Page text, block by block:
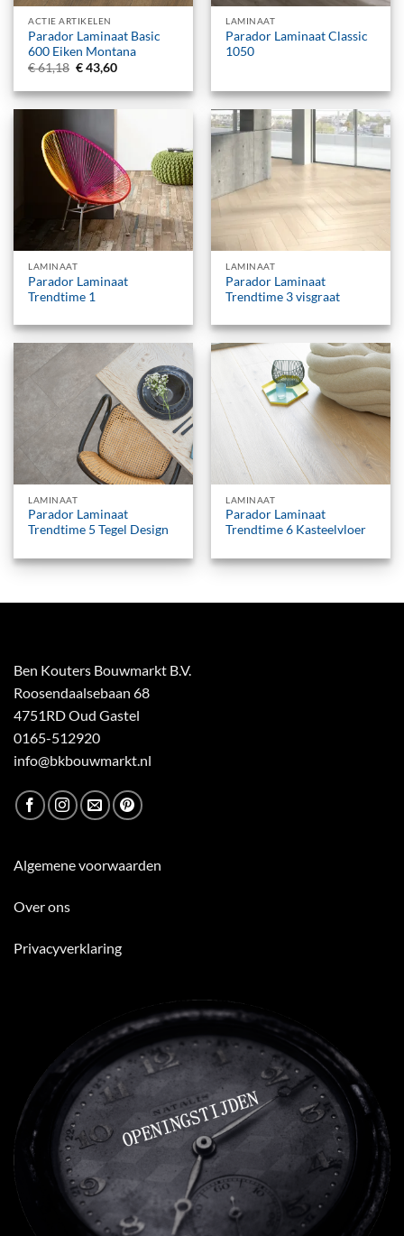
ACTIE ARTIKELEN
Parador Laminaat Basic
600 Eiken Montana
€61,18 Oorspronkelijke
prijs
was:
€ 61,18.
€43,60Huidige
is:
€ 43,60.
LAMINAAT
Parador Laminaat Classic
1050
LAMINAAT
Parador Laminaat
Trendtime 1
LAMINAAT
Parador Laminaat
Trendtime 3 visgraat
LAMINAAT
Parador Laminaat
Trendtime 5 Tegel Design
LAMINAAT
Parador Laminaat
Trendtime 6 Kasteelvloer
Ben Kouters Bouwmarkt B.V.
Roosendaalsebaan 68
4751RD Oud Gastel
0165-512920
info@bkbouwmarkt.nl
Algemene voorwaarden
Over ons
Privacyverklaring